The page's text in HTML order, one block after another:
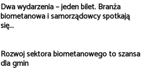
Dwa wydarzenia – jeden bilet. Branża
biometanowa i samorządowcy spotkają
się...
Rozwój sektora biometanowego to szansa
dla gmin